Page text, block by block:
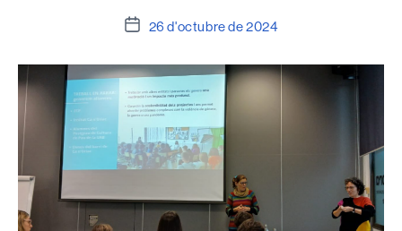
Data
l'entrada
26 d'octubre de 2024